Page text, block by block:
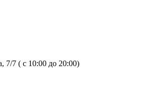
7/7 ( с 10:00 до 20:00)